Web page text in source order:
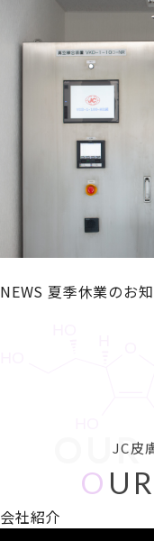
NEWS 夏季休業のお
JC皮
O
会社紹介